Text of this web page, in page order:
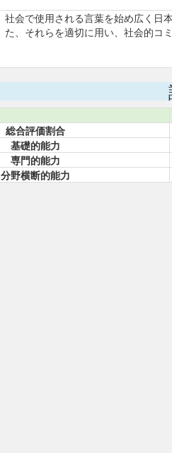
社会で使用される言葉を始め広く日
た、それらを適切に用い、社会的コ
総合評価割合
基礎的能力
専門的能力
分野横断的能力